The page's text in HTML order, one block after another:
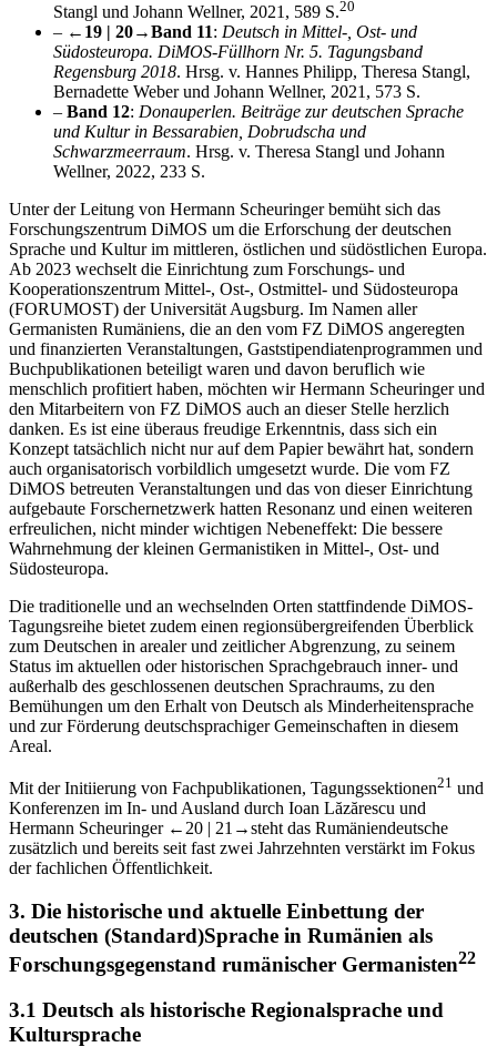
Stangl und Johann Wellner, 2021, 589 S.20
– ←19 | 20→Band 11: Deutsch in Mittel-, Ost- und
Südosteuropa. DiMOS-Füllhorn Nr. 5. Tagungsband
Regensburg 2018. Hrsg. v. Hannes Philipp, Theresa Stangl,
Bernadette Weber und Johann Wellner, 2021, 573 S.
– Band 12: Donauperlen. Beiträge zur deutschen Sprache
und Kultur in Bessarabien, Dobrudscha und
Schwarzmeerraum. Hrsg. v. Theresa Stangl und Johann
Wellner, 2022, 233 S.
Unter der Leitung von Hermann Scheuringer bemüht sich das
Forschungszentrum DiMOS um die Erforschung der deutschen
Sprache und Kultur im mittleren, östlichen und südöstlichen Europa.
Ab 2023 wechselt die Einrichtung zum Forschungs- und
Kooperationszentrum Mittel-, Ost-, Ostmittel- und Südosteuropa
(FORUMOST) der Universität Augsburg. Im Namen aller
Germanisten Rumäniens, die an den vom FZ DiMOS angeregten
und finanzierten Veranstaltungen, Gaststipendiatenprogrammen und
Buchpublikationen beteiligt waren und davon beruflich wie
menschlich profitiert haben, möchten wir Hermann Scheuringer und
den Mitarbeitern von FZ DiMOS auch an dieser Stelle herzlich
danken. Es ist eine überaus freudige Erkenntnis, dass sich ein
Konzept tatsächlich nicht nur auf dem Papier bewährt hat, sondern
auch organisatorisch vorbildlich umgesetzt wurde. Die vom FZ
DiMOS betreuten Veranstaltungen und das von dieser Einrichtung
aufgebaute Forschernetzwerk hatten Resonanz und einen weiteren
erfreulichen, nicht minder wichtigen Nebeneffekt: Die bessere
Wahrnehmung der kleinen Germanistiken in Mittel-, Ost- und
Südosteuropa.
Die traditionelle und an wechselnden Orten stattfindende DiMOS-
Tagungsreihe bietet zudem einen regionsübergreifenden Überblick
zum Deutschen in arealer und zeitlicher Abgrenzung, zu seinem
Status im aktuellen oder historischen Sprachgebrauch inner- und
außerhalb des geschlossenen deutschen Sprachraums, zu den
Bemühungen um den Erhalt von Deutsch als Minderheitensprache
und zur Förderung deutschsprachiger Gemeinschaften in diesem
Areal.
Mit der Initiierung von Fachpublikationen, Tagungssektionen21 und
Konferenzen im In- und Ausland durch Ioan Lăzărescu und
Hermann Scheuringer ←20 | 21→steht das Rumäniendeutsche
zusätzlich und bereits seit fast zwei Jahrzehnten verstärkt im Fokus
der fachlichen Öffentlichkeit.
3. Die historische und aktuelle Einbettung der
deutschen (Standard)Sprache in Rumänien als
Forschungsgegenstand rumänischer Germanisten22
3.1 Deutsch als historische Regionalsprache und
Kultursprache